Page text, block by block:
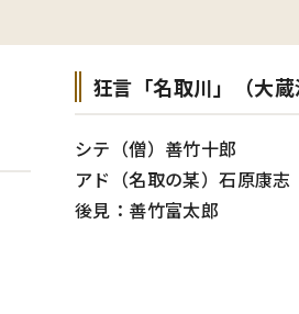
狂言「名取川」（大
シテ（僧）善竹十郎
アド（名取の某）石原康志
後見：善竹富太郎